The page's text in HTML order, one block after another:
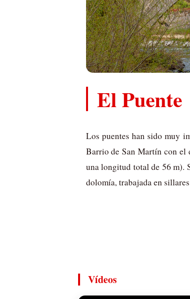
El Puente
Los puentes han sido muy
Barrio de San Martín con el
una longitud total de 56 m).
dolomía, trabajada en
Vídeos